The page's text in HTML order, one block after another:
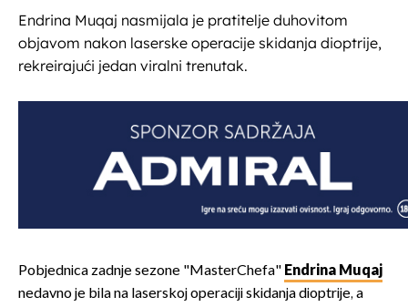
Endrina Muqaj nasmijala je pratitelje duhovitom
objavom nakon laserske operacije skidanja dioptrije,
rekreirajući jedan viralni trenutak.
Pobjednica zadnje sezone "MasterChefa" Endrina Muqaj
nedavno je bila na laserskoj operaciji skidanja dioptrije, a